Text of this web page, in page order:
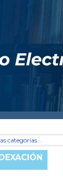
categorías...